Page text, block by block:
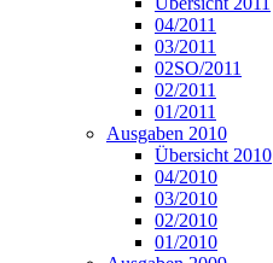
04/2011
03/2011
02SO/2011
02/2011
01/2011
Ausgaben 2010
Übersicht 2010
04/2010
03/2010
02/2010
01/2010